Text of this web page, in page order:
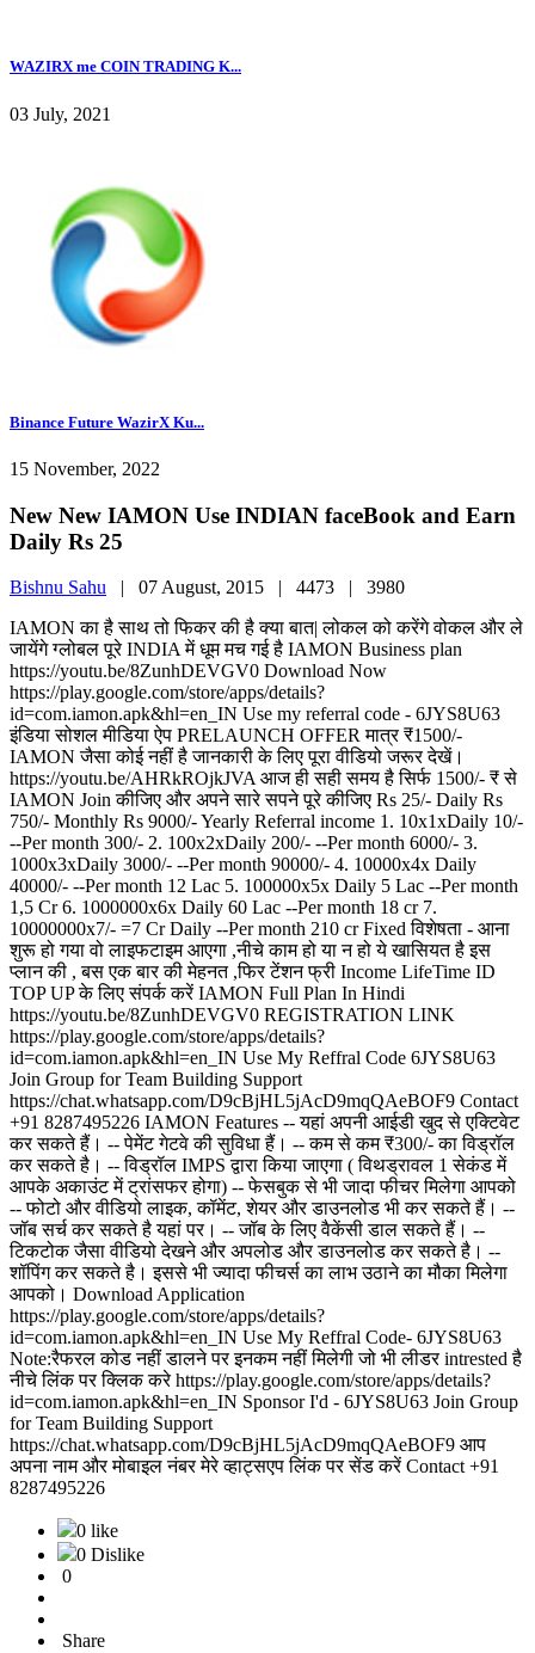
WAZIRX me COIN TRADING K...
03 July, 2021
Binance Future WazirX Ku...
15 November, 2022
New New IAMON Use INDIAN faceBook and Earn
Daily Rs 25
Bishnu Sahu | 07 August, 2015 | 4473 | 3980
IAMON का है साथ तो फिकर की है क्या बात| लोकल को करेंगे वोकल और ले
जायेंगे ग्लोबल पूरे INDIA में धूम मच गई है IAMON Business plan
https://youtu.be/8ZunhDEVGV0 Download Now
https://play.google.com/store/apps/details?
id=com.iamon.apk&hl=en_IN Use my referral code - 6JYS8U63
इंडिया सोशल मीडिया ऐप PRELAUNCH OFFER मात्र ₹1500/-
IAMON जैसा कोई नहीं है जानकारी के लिए पूरा वीडियो जरूर देखें।
https://youtu.be/AHRkROjkJVA आज ही सही समय है सिर्फ 1500/- ₹ से
IAMON Join कीजिए और अपने सारे सपने पूरे कीजिए Rs 25/- Daily Rs
750/- Monthly Rs 9000/- Yearly Referral income 1. 10x1xDaily 10/-
--Per month 300/- 2. 100x2xDaily 200/- --Per month 6000/- 3.
1000x3xDaily 3000/- --Per month 90000/- 4. 10000x4x Daily
40000/- --Per month 12 Lac 5. 100000x5x Daily 5 Lac --Per month
1,5 Cr 6. 1000000x6x Daily 60 Lac --Per month 18 cr 7.
10000000x7/- =7 Cr Daily --Per month 210 cr Fixed विशेषता - आना
शुरू हो गया वो लाइफटाइम आएगा ,नीचे काम हो या न हो ये खासियत है इस
प्लान की , बस एक बार की मेहनत ,फिर टेंशन फ्री Income LifeTime ID
TOP UP के लिए संपर्क करें IAMON Full Plan In Hindi
https://youtu.be/8ZunhDEVGV0 REGISTRATION LINK
https://play.google.com/store/apps/details?
id=com.iamon.apk&hl=en_IN Use My Reffral Code 6JYS8U63
Join Group for Team Building Support
https://chat.whatsapp.com/D9cBjHL5jAcD9mqQAeBOF9 Contact
+91 8287495226 IAMON Features -- यहां अपनी आईडी खुद से एक्टिवेट
कर सकते हैं। -- पेमेंट गेटवे की सुविधा हैं। -- कम से कम ₹300/- का विड्रॉल
कर सकते है। -- विड्रॉल IMPS द्वारा किया जाएगा ( विथड्रावल 1 सेकंड में
आपके अकाउंट में ट्रांसफर होगा) -- फेसबुक से भी जादा फीचर मिलेगा आपको
-- फोटो और वीडियो लाइक, कॉमेंट, शेयर और डाउनलोड भी कर सकते हैं। --
जॉब सर्च कर सकते है यहां पर। -- जॉब के लिए वैकेंसी डाल सकते हैं। --
टिकटोक जैसा वीडियो देखने और अपलोड और डाउनलोड कर सकते है। --
शॉपिंग कर सकते है। इससे भी ज्यादा फीचर्स का लाभ उठाने का मौका मिलेगा
आपको। Download Application
https://play.google.com/store/apps/details?
id=com.iamon.apk&hl=en_IN Use My Reffral Code- 6JYS8U63
Note:रैफरल कोड नहीं डालने पर इनकम नहीं मिलेगी जो भी लीडर intrested है
नीचे लिंक पर क्लिक करे https://play.google.com/store/apps/details?
id=com.iamon.apk&hl=en_IN Sponsor I'd - 6JYS8U63 Join Group
for Team Building Support
https://chat.whatsapp.com/D9cBjHL5jAcD9mqQAeBOF9 आप
अपना नाम और मोबाइल नंबर मेरे व्हाट्सएप लिंक पर सेंड करें Contact +91
8287495226
0 like
0 Dislike
0
Share